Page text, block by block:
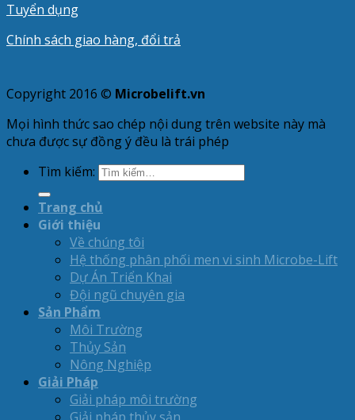
Tuyển dụng
Chính sách giao hàng, đổi trả
Copyright 2016 © Microbelift.vn
Mọi hình thức sao chép nội dung trên website này mà
chưa được sự đồng ý đều là trái phép
Tìm kiếm:
Trang chủ
Giới thiệu
Về chúng tôi
Hệ thống phân phối men vi sinh Microbe-Lift
Dự Án Triển Khai
Đội ngũ chuyên gia
Sản Phẩm
Môi Trường
Thủy Sản
Nông Nghiệp
Giải Pháp
Giải pháp môi trường